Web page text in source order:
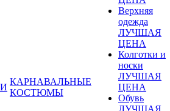
КАРНАВАЛЬНЫЕ
КОСТЮМЫ
Верхняя
одежда
ЛУЧШАЯ
ЦЕНА
Колготки и
носки
ЛУЧШАЯ
ЦЕНА
Обувь
ЛУЧШАЯ